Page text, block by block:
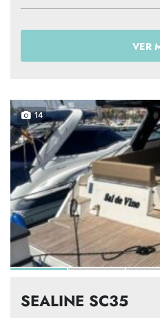
VER
14
SEALINE SC35